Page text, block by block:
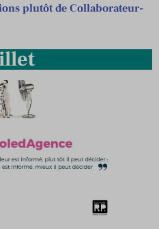
plutôt de Collaborateur-